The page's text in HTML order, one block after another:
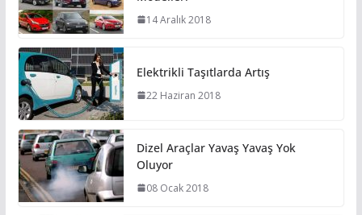
14 Aralık 2018
Elektrikli Taşıtlarda Artış
22 Haziran 2018
Dizel Araçlar Yavaş Yavaş Yok
Oluyor
08 Ocak 2018